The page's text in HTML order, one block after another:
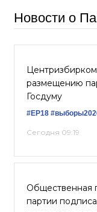
Новости о
размещению
Госдуму
#ЕР18
Сегодня 09:19
Общественная
партии